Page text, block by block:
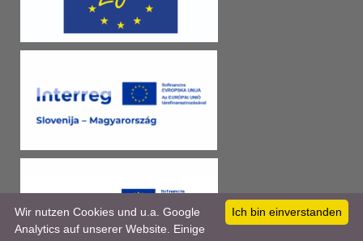
Ich bin einverstanden
Wir nutzen Cookies und u.a. Google
Analytics auf unserer Website. Einige